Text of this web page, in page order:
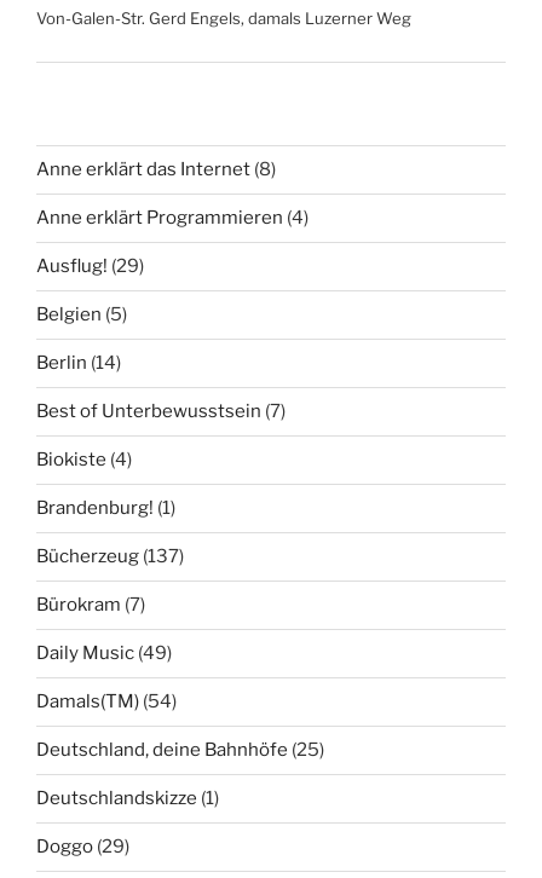
Von-Galen-Str. Gerd Engels, damals Luzerner Weg
Anne erklärt das Internet (8)
Anne erklärt Programmieren (4)
Ausflug! (29)
Belgien (5)
Berlin (14)
Best of Unterbewusstsein (7)
Biokiste (4)
Brandenburg! (1)
Bücherzeug (137)
Bürokram (7)
Daily Music (49)
Damals(TM) (54)
Deutschland, deine Bahnhöfe (25)
Deutschlandskizze (1)
Doggo (29)